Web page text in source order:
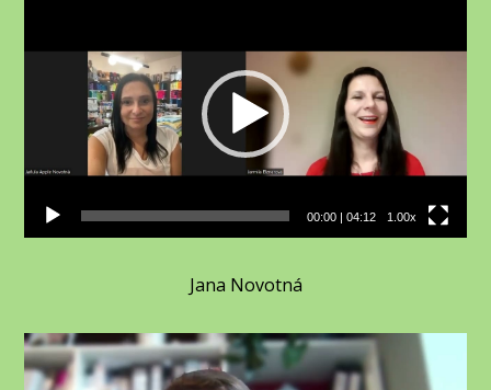
00:00| 04:12 1.00x
Jana Novotná
Video
přehrávač